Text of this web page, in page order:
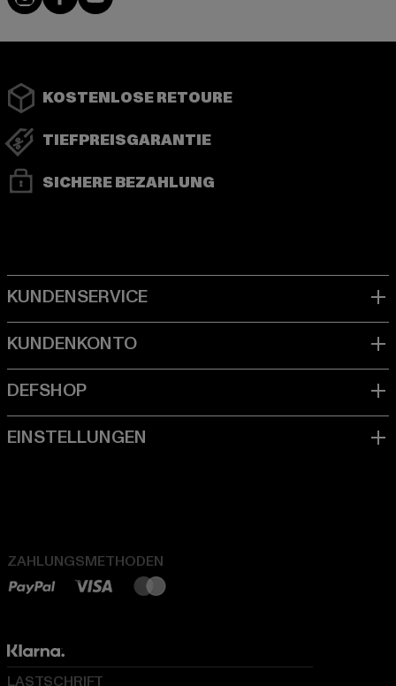
KOSTENLOSE RETOURE
TIEFPREISGARANTIE
SICHERE BEZAHLUNG
ZAHLUNGSMETHODEN
LASTSCHRIFT